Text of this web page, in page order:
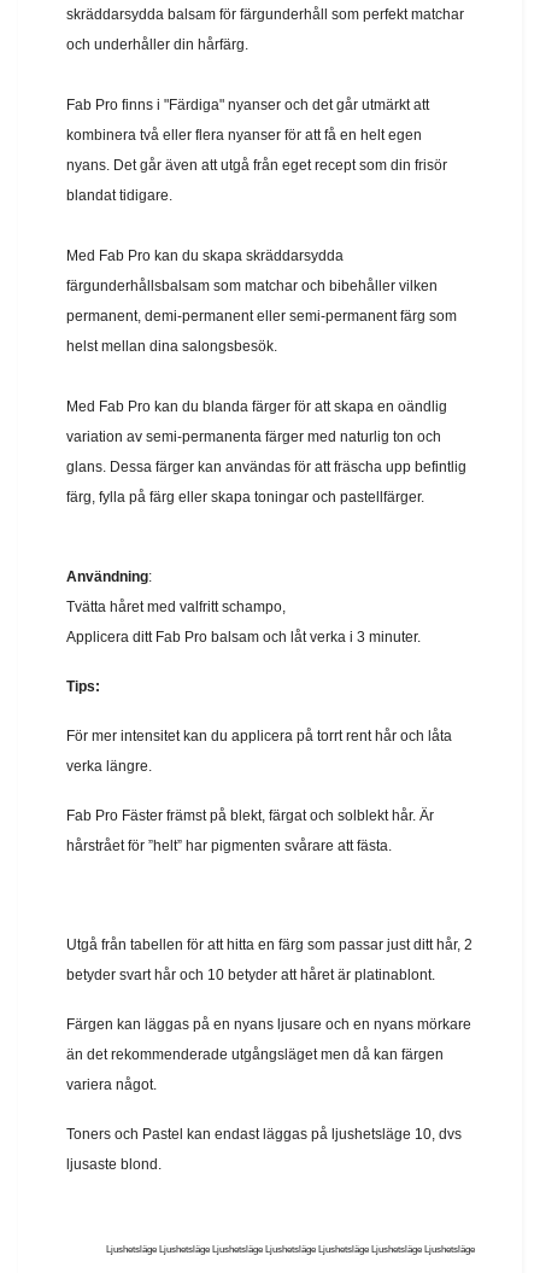
skräddarsydda balsam för färgunderhåll som perfekt matchar
och underhåller din hårfärg.
Fab Pro finns i "Färdiga" nyanser och det går utmärkt att
kombinera två eller flera nyanser för att få en helt egen
nyans. Det går även att utgå från eget recept som din frisör
blandat tidigare.
Med Fab Pro kan du skapa skräddarsydda
färgunderhållsbalsam som matchar och bibehåller vilken
permanent, demi-permanent eller semi-permanent färg som
helst mellan dina salongsbesök.
Med Fab Pro kan du blanda färger för att skapa en oändlig
variation av semi-permanenta färger med naturlig ton och
glans. Dessa färger kan användas för att fräscha upp befintlig
färg, fylla på färg eller skapa toningar och pastellfärger.
Användning:
Tvätta håret med valfritt schampo,
Applicera ditt Fab Pro balsam och låt verka i 3 minuter.
Tips:
För mer intensitet kan du applicera på torrt rent hår och låta
verka längre.
Fab Pro Fäster främst på blekt, färgat och solblekt hår. Är
hårstrået för ”helt” har pigmenten svårare att fästa.
Utgå från tabellen för att hitta en färg som passar just ditt hår, 2
betyder svart hår och 10 betyder att håret är platinablont.
Färgen kan läggas på en nyans ljusare och en nyans mörkare
än det rekommenderade utgångsläget men då kan färgen
variera något.
Toners och Pastel kan endast läggas på ljushetsläge 10, dvs
ljusaste blond.
Ljushetsläge Ljushetsläge Ljushetsläge Ljushetsläge Ljushetsläge Ljushetsläge Ljushetsläge